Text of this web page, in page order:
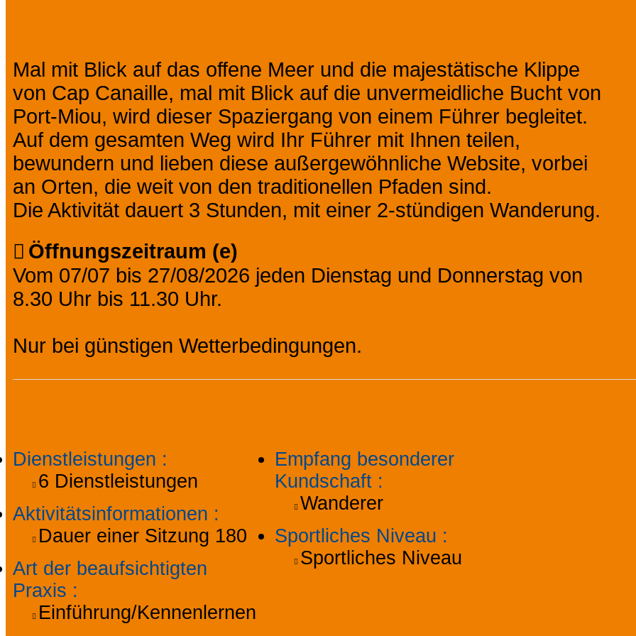
Mal mit Blick auf das offene Meer und die majestätische Klippe
von Cap Canaille, mal mit Blick auf die unvermeidliche Bucht von
Port-Miou, wird dieser Spaziergang von einem Führer begleitet.
Auf dem gesamten Weg wird Ihr Führer mit Ihnen teilen,
bewundern und lieben diese außergewöhnliche Website, vorbei
an Orten, die weit von den traditionellen Pfaden sind.
Die Aktivität dauert 3 Stunden, mit einer 2-stündigen Wanderung.
Öffnungszeitraum (e)
Vom 07/07 bis 27/08/2026 jeden Dienstag und Donnerstag von
8.30 Uhr bis 11.30 Uhr.
Nur bei günstigen Wetterbedingungen.
Dienstleistungen :
6 Dienstleistungen
Aktivitätsinformationen :
Dauer einer Sitzung 180
Art der beaufsichtigten
Praxis :
Einführung/Kennenlernen
Empfang besonderer
Kundschaft :
Wanderer
Sportliches Niveau :
Sportliches Niveau